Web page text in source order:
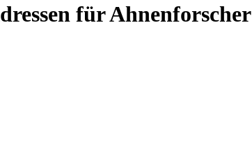
für Ahnenforscher